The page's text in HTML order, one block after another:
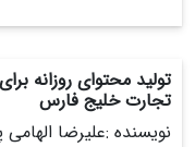
تولید محتوای روزانه
تجارت خلیج فارس
نویسنده :علیرضا الهامی